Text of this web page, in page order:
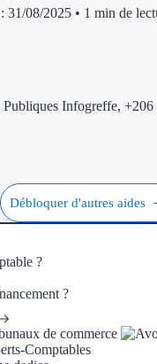
31/08/2025 • 1 min de
Publiques Infogreffe, +206
Débloquer d'autres aides
?
?